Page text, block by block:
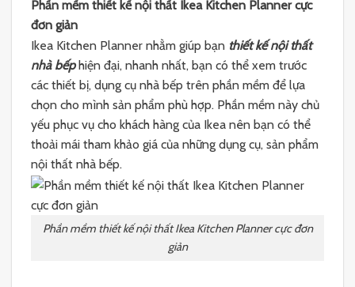
Phần mềm thiết kế nội thất Ikea Kitchen Planner cực
đơn giản
Ikea Kitchen Planner nhằm giúp bạn thiết kế nội thất
nhà bếphiện đại, nhanh nhất, bạn có thể xem trước
các thiết bị, dụng cụ nhà bếp trên phần mềm để lựa
chọn cho mình sản phẩm phù hợp. Phần mềm này chủ
yếu phục vụ cho khách hàng của Ikea nên bạn có thể
thoải mái tham khảo giá của những dụng cụ, sản phẩm
nội thất nhà bếp.
Phần mềm thiết kế nội thất Ikea Kitchen Planner cực đơn
giản